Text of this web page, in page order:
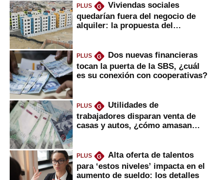
PLUS G
Viviendas sociales
quedarían fuera del negocio de
alquiler: la propuesta del
PLUS G
Dos nuevas financieras
tocan la puerta de la SBS, ¿cuál
es su conexión con cooperativas?
PLUS G
Utilidades de
trabajadores disparan venta de
casas y autos, ¿cómo amasan
PLUS G
Alta oferta de talentos
para ‘estos niveles’ impacta en el
aumento de sueldo: los detalles